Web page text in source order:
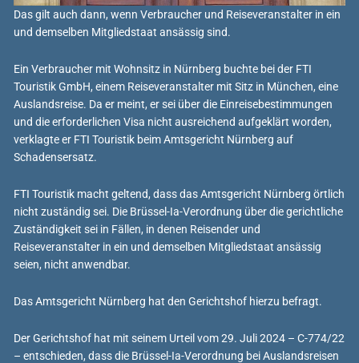
Das gilt auch dann, wenn Verbraucher und Reiseveranstalter in ein
und demselben Mitgliedstaat ansässig sind.
Ein Verbraucher mit Wohnsitz in Nürnberg buchte bei der FTI
Touristik GmbH, einem Reiseveranstalter mit Sitz in München, eine
Auslandsreise. Da er meint, er sei über die Einreisebestimmungen
und die erforderlichen Visa nicht ausreichend aufgeklärt worden,
verklagte er FTI Touristik beim Amtsgericht Nürnberg auf
Schadensersatz.
FTI Touristik macht geltend, dass das Amtsgericht Nürnberg örtlich
nicht zuständig sei. Die Brüssel-Ia-Verordnung über die gerichtliche
Zuständigkeit sei in Fällen, in denen Reisender und
Reiseveranstalter in ein und demselben Mitgliedstaat ansässig
seien, nicht anwendbar.
Das Amtsgericht Nürnberg hat den Gerichtshof hierzu befragt.
Der Gerichtshof hat mit seinem Urteil vom 29. Juli 2024 – C-774/22
– entschieden, dass die Brüssel-Ia-Verordnung bei Auslandsreisen